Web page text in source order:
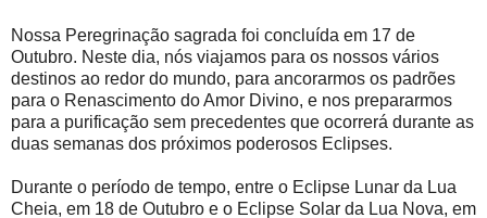
Nossa Peregrinação sagrada foi concluída em 17 de
Outubro. Neste dia, nós viajamos para os nossos vários
destinos ao redor do mundo, para ancorarmos os padrões
para o Renascimento do Amor Divino, e nos prepararmos
para a purificação sem precedentes que ocorrerá durante as
duas semanas dos próximos poderosos Eclipses.
Durante o período de tempo, entre o Eclipse Lunar da Lua
Cheia, em 18 de Outubro e o Eclipse Solar da Lua Nova, em